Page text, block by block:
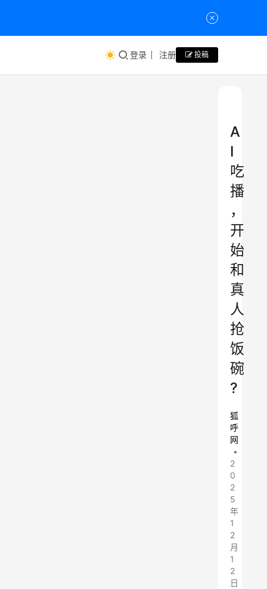
登录 注册 投稿
A
I
吃
播
，
开
始
和
真
人
抢
饭
碗
?
狐
呼
网
•
2
0
2
5
年
1
2
月
1
2
日